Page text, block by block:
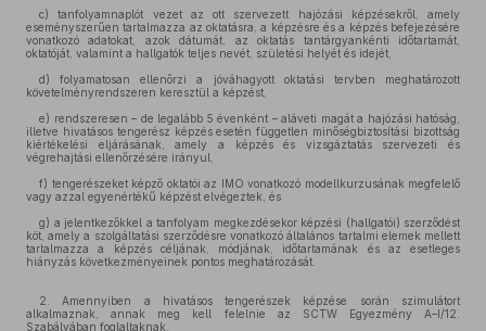
c) tanfolyamnaplót vezet az ott szervezett hajózási képzésekről, amely
eseményszerűen tartalmazza az oktatásra, a képzésre és a képzés befejezésére
vonatkozó adatokat, azok dátumát, az oktatás tantárgyankénti időtartamát,
oktatóját, valamint a hallgatók teljes nevét, születési helyét és idejét,
d) folyamatosan ellenőrzi a jóváhagyott oktatási tervben meghatározott
követelményrendszeren keresztül a képzést,
e) rendszeresen – de legalább 5 évenként – aláveti magát a hajózási hatóság,
illetve hivatásos tengerész képzés esetén független minőségbiztosítási bizottság
kiértékelési eljárásának, amely a képzés és vizsgáztatás szervezeti és
végrehajtási ellenőrzésére irányul,
f) tengerészeket képző oktatói az IMO vonatkozó modellkurzusának megfelelő
vagy azzal egyenértékű képzést elvégeztek, és
g) a jelentkezőkkel a tanfolyam megkezdésekor képzési (hallgatói) szerződést
köt, amely a szolgáltatási szerződésre vonatkozó általános tartalmi elemek mellett
tartalmazza a képzés céljának, módjának, időtartamának és az esetleges
hiányzás következményeinek pontos meghatározását.
2. Amennyiben a hivatásos tengerészek képzése során szimulátort
alkalmaznak, annak meg kell felelnie az SCTW Egyezmény A–I/12.
Szabályában foglaltaknak.